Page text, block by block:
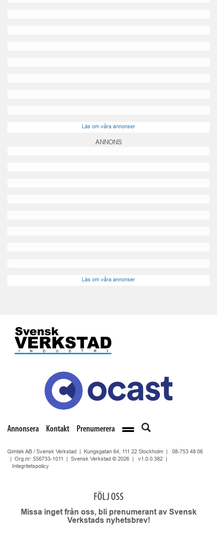
Läs om våra annonser
ANNONS
Läs om våra annonser
Annonsera Kontakt Prenumerera
Qimtek AB / Svensk Verkstad | Kungsgatan 64, 111 22 Stockholm | 08-753 48 06
| Org.nr: 556733-1011 | Svensk Verkstad © 2026 | v1.0.0.382
Integritetspolicy
FÖLJ OSS
Missa inget från oss, bli prenumerant av Svensk
Verkstads nyhetsbrev!